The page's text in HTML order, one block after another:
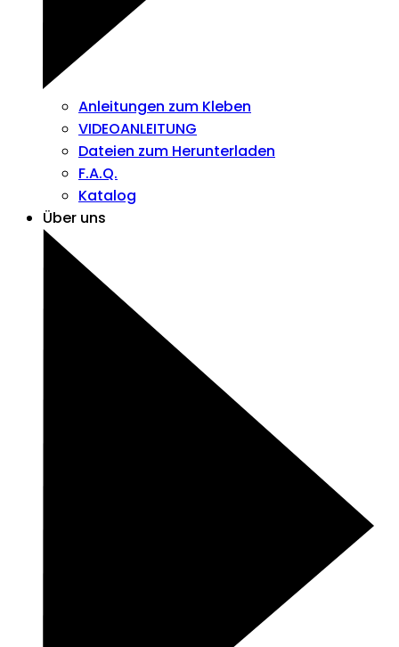
Anleitungen zum Kleben
VIDEOANLEITUNG
Dateien zum Herunterladen
F.A.Q.
Katalog
Über uns